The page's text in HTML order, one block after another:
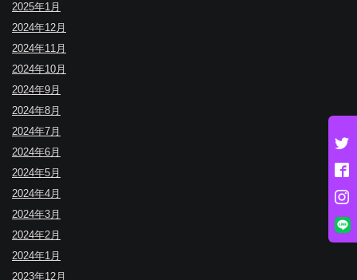
2025年1月
2024年12月
2024年11月
2024年10月
2024年9月
2024年8月
2024年7月
2024年6月
2024年5月
2024年4月
2024年3月
2024年2月
2024年1月
2023年12月